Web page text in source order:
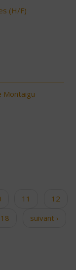
(H/F)
Montaigu
11
12
18
suivant ›